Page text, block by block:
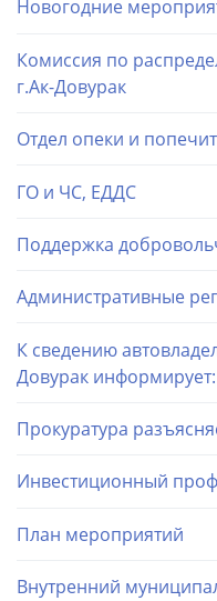
Новогодние
Комиссия по
г.Ак-Довурак
Отдел опеки и
ГО и ЧС, ЕДДС
Поддержка
Административные
К сведению
Довурак информирует:
Прокуратура
Инвестиционный
План мероприятий
Внутренний